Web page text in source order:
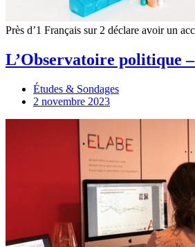
Près d’1 Français sur 2 déclare avoir un
L’Observatoire politique
Études & Sondages
2 novembre 2023